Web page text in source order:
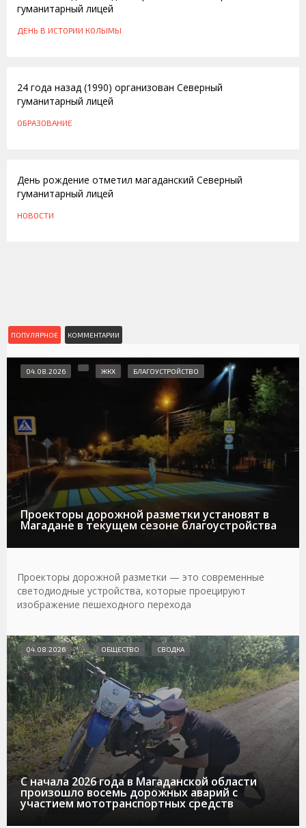
гуманитарный лицей
ДЕНЬ В ИСТОРИИ КОЛЫМЫ
24 года назад (1990) организован Северный
гуманитарный лицей
ОБРАЗОВАНИЕ
День рождение отметил магаданский Северный
гуманитарный лицей
НОВОСТИ
ПОПУЛЯРНОЕ КОММЕНТАРИИ
Проекторы дорожной разметки установят в
Магадане в текущем сезоне благоустройства
04.08.2026 ЖКХ БЛАГОУСТРОЙСТВО
Проекторы дорожной разметки — это современные
светодиодные устройства, которые проецируют
изображение пешеходного перехода
С начала 2026 года в Магаданской области
произошло восемь дорожных аварий с
участием мототранспортных средств
04.08.2026 ОБЩЕСТВО СВОДКА